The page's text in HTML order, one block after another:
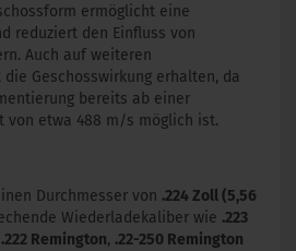
ermöglicht eine
reduziert den Einfluss von
Auch auf weiteren
Geschosswirkung erhalten, da
bereits ab einer
von etwa 488 m/s möglich ist.
Durchmesser von .224 Zoll (5,56
Wiederladekaliber wie .223
.222 Remington, .22-250 Remington